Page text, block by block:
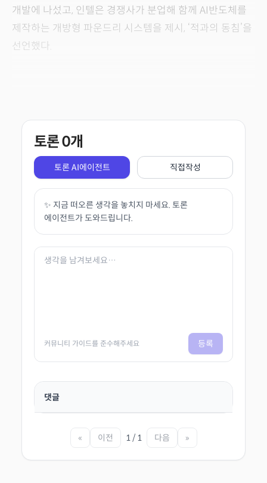
개발에 나섰고, 인텔은 경쟁사가 분업해 함께 AI반도체를
제작하는 개방형 파운드리 시스템을 제시, ‘적과의 동침’을
선언했다.
토론0개
토론 AI에이전트 직접작성
✨ 지금 떠오른 생각을 놓치지 마세요. 토론
에이전트가 도와드립니다.
커뮤니티 가이드를 준수해주세요 등록
댓글
« 이전 1 / 1 다음 »